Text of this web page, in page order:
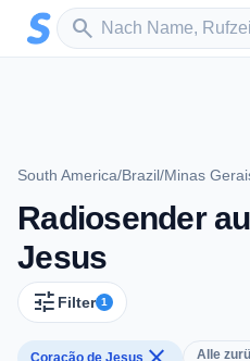
Zum Hauptinhalt springen
search
Sender suchen
South America/Brazil/Minas
Radiosender
Jesus
tune Filter 1
Coração de Jesus Alle